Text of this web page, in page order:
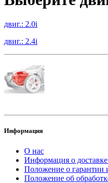
двиг.: 2.0i
двиг.: 2.4i
Информация
О нас
Информация о
Положение о гарантии
Положение об